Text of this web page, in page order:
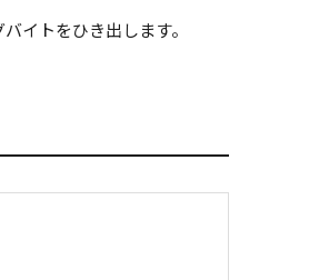
イトをひき出します。